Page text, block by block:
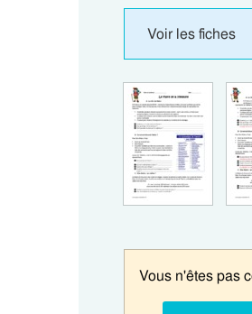
Voir les fiches
Vous n'êtes pas